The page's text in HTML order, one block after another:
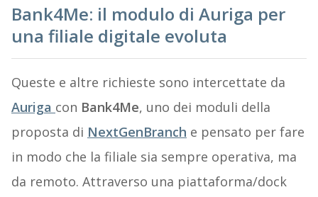
Bank4Me: il modulo di Auriga per
una filiale digitale evoluta
Queste e altre richieste sono intercettate da
Auriga con Bank4Me, uno dei moduli della
proposta di NextGenBranch e pensato per fare
in modo che la filiale sia sempre operativa, ma
da remoto. Attraverso una piattaforma/dock